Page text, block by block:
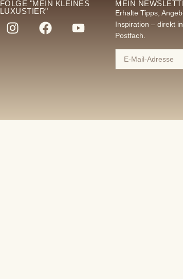
FOLGE "MEIN KLEINES
LUXUSTIER"
MEIN
Erhalte Tipps,
Inspiration – direkt
Postfach.